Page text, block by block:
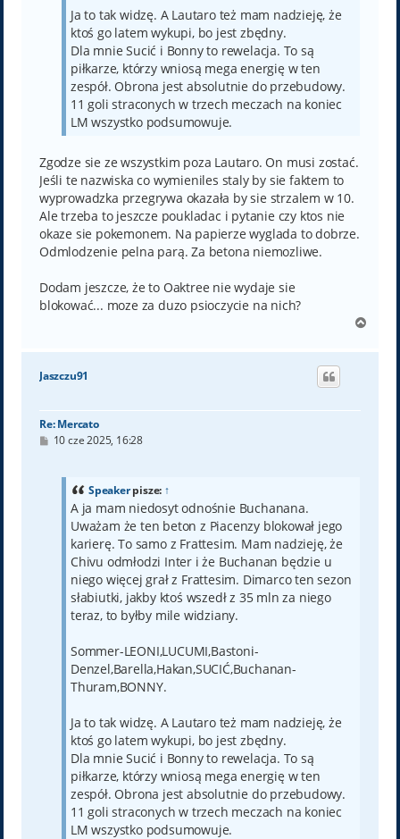
Ja to tak widzę. A Lautaro też mam nadzieję, że
ktoś go latem wykupi, bo jest zbędny.
Dla mnie Sucić i Bonny to rewelacja. To są
piłkarze, którzy wniosą mega energię w ten
zespół. Obrona jest absolutnie do przebudowy.
11 goli straconych w trzech meczach na koniec
LM wszystko podsumowuje.
Zgodze sie ze wszystkim poza Lautaro. On musi zostać.
Jeśli te nazwiska co wymieniles staly by sie faktem to
wyprowadzka przegrywa okazała by sie strzalem w 10.
Ale trzeba to jeszcze poukladac i pytanie czy ktos nie
okaze sie pokemonem. Na papierze wyglada to dobrze.
Odmlodzenie pelna parą. Za betona niemozliwe.
Dodam jeszcze, że to Oaktree nie wydaje sie
blokować... moze za duzo psioczycie na nich?
g
Jaszczu91
Re: Mercato
P10 cze 2025, 16:28
Speakerpisze: ↑
A ja mam niedosyt odnośnie Buchanana.
Uważam że ten beton z Piacenzy blokował jego
karierę. To samo z Frattesim. Mam nadzieję, że
Chivu odmłodzi Inter i że Buchanan będzie u
niego więcej grał z Frattesim. Dimarco ten sezon
słabiutki, jakby ktoś wszedł z 35 mln za niego
teraz, to byłby mile widziany.
Sommer-LEONI,LUCUMI,Bastoni-
Denzel,Barella,Hakan,SUCIĆ,Buchanan-
Thuram,BONNY.
Ja to tak widzę. A Lautaro też mam nadzieję, że
ktoś go latem wykupi, bo jest zbędny.
Dla mnie Sucić i Bonny to rewelacja. To są
piłkarze, którzy wniosą mega energię w ten
zespół. Obrona jest absolutnie do przebudowy.
11 goli straconych w trzech meczach na koniec
LM wszystko podsumowuje.